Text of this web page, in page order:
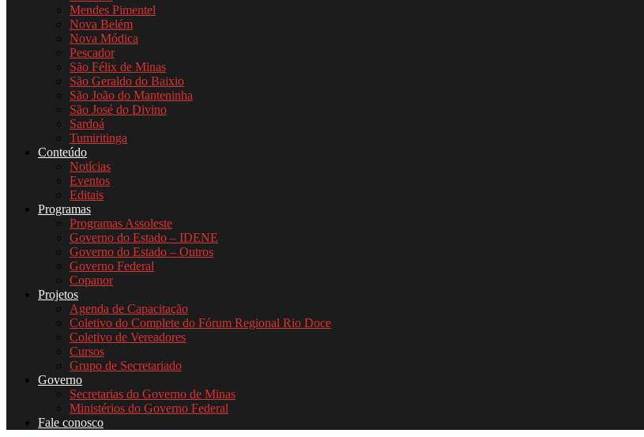
Mendes Pimentel
Nova Belém
Nova Módica
Pescador
São Félix de Minas
São Geraldo do Baixio
São João do Manteninha
São José do Divino
Sardoá
Tumiritinga
Conteúdo
Notícias
Eventos
Editais
Programas
Programas Assoleste
Governo do Estado – IDENE
Governo do Estado – Outros
Governo Federal
Copanor
Projetos
Agenda de Capacitação
Coletivo do Complete do Fórum Regional Rio Doce
Coletivo de Vereadores
Cursos
Grupo de Secretariado
Governo
Secretarias do Governo de Minas
Ministérios do Governo Federal
Fale conosco